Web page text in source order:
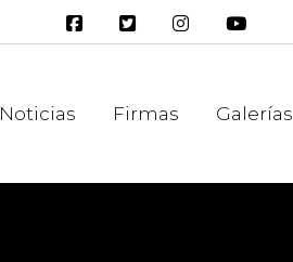
Noticias Firmas Galerías